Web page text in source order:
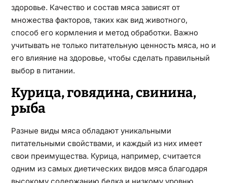
здоровье. Качество и состав мяса зависят от
множества факторов, таких как вид животного,
способ его кормления и метод обработки. Важно
учитывать не только питательную ценность мяса, но и
его влияние на здоровье, чтобы сделать правильный
выбор в питании.
Курица, говядина, свинина,
рыба
Разные виды мяса обладают уникальными
питательными свойствами, и каждый из них имеет
свои преимущества. Курица, например, считается
одним из самых диетических видов мяса благодаря